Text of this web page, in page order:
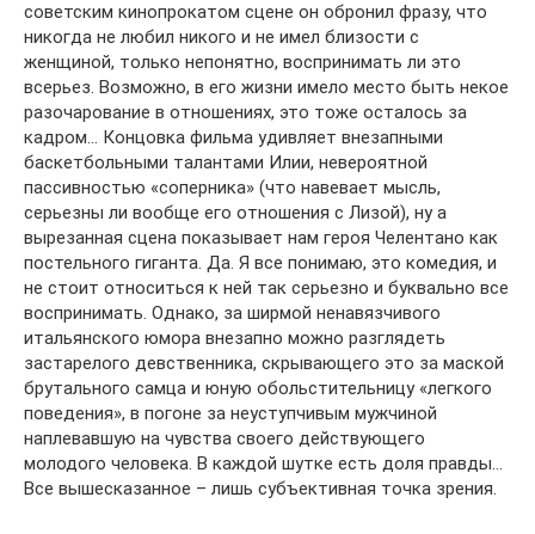
советским кинопрокатом сцене он обронил фразу, что
никогда не любил никого и не имел близости с
женщиной, только непонятно, воспринимать ли это
всерьез. Возможно, в его жизни имело место быть некое
разочарование в отношениях, это тоже осталось за
кадром… Концовка фильма удивляет внезапными
баскетбольными талантами Илии, невероятной
пассивностью «соперника» (что навевает мысль,
серьезны ли вообще его отношения с Лизой), ну а
вырезанная сцена показывает нам героя Челентано как
постельного гиганта. Да. Я все понимаю, это комедия, и
не стоит относиться к ней так серьезно и буквально все
воспринимать. Однако, за ширмой ненавязчивого
итальянского юмора внезапно можно разглядеть
застарелого девственника, скрывающего это за маской
брутального самца и юную обольстительницу «легкого
поведения», в погоне за неуступчивым мужчиной
наплевавшую на чувства своего действующего
молодого человека. В каждой шутке есть доля правды…
Все вышесказанное – лишь субъективная точка зрения.